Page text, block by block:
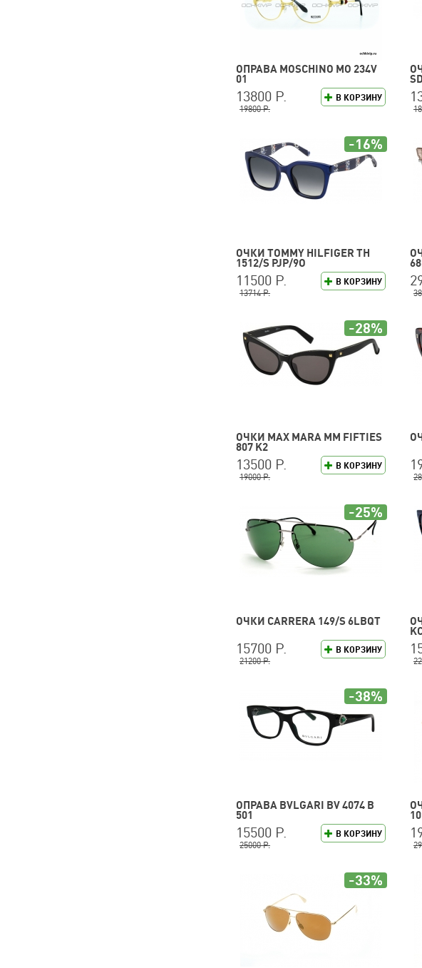
ОПРАВА MOSCHINO MO 234V
01
В КОРЗИНУ
13800 Р.
19800 Р.
ОЧКИ TOMMY HILFIGER TH
1512/S PJP/9O
В КОРЗИНУ
11500 Р.
13714 Р.
-16%
ОЧКИ MAX MARA MM FIFTIES
807 K2
В КОРЗИНУ
13500 Р.
19000 Р.
-28%
ОЧКИ CARRERA 149/S 6LBQT
В КОРЗИНУ
15700 Р.
21200 Р.
-25%
ОПРАВА BVLGARI BV 4074 B
501
В КОРЗИНУ
15500 Р.
25000 Р.
-38%
-33%